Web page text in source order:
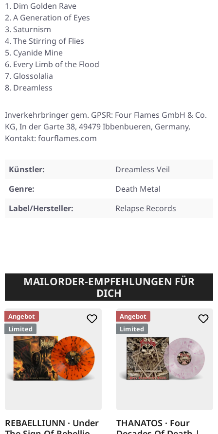
Dim Golden Rave
A Generation of Eyes
Saturnism
The Stirring of Flies
Cyanide Mine
Every Limb of the Flood
Glossolalia
Dreamless
Inverkehrbringer gem. GPSR: Four Flames GmbH & Co.
KG, In der Garte 38, 49479 Ibbenbueren, Germany,
Kontakt: fourflames.com
Künstler:
Dreamless Veil
Genre:
Death Metal
Label/Hersteller:
Relapse Records
MAILORDER-EMPFEHLUNGEN FÜR
DICH
Angebot
Limited
REBAELLIUNN · Under
Angebot
Limited
THANATOS · Four